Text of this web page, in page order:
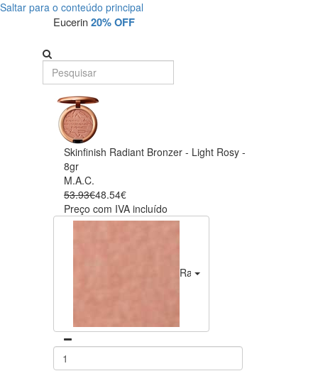
Saltar para o conteúdo principal
Eucerin20% OFF
Skinfinish Radiant Bronzer - Light Rosy -
8gr
M.A.C.
53.93€48.54€
Preço com IVA incluído
Radiant Light Rosy